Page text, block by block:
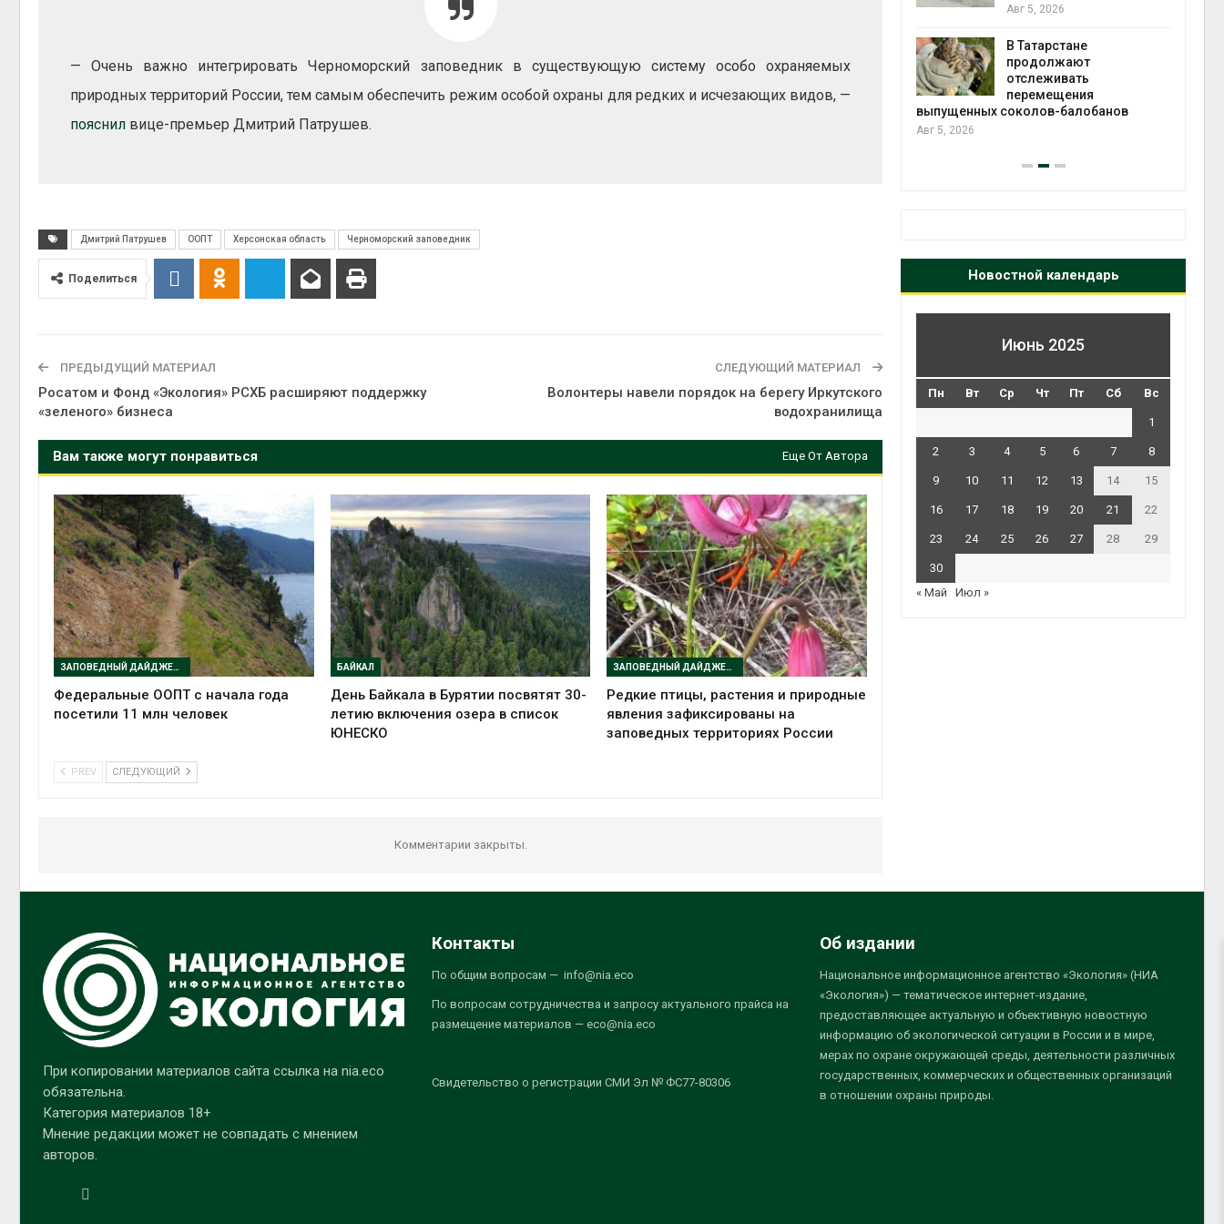
— Очень важно интегрировать Черноморский заповедник в существующую систему особо охраняемых
природных территорий России, тем самым обеспечить режим особой охраны для редких и исчезающих видов, —
пояснил вице-премьер Дмитрий Патрушев.
Дмитрий Патрушев ООПТ Херсонская область Черноморский заповедник
Поделиться
ПРЕДЫДУЩИЙ МАТЕРИАЛ
Росатом и Фонд «Экология» РСХБ расширяют поддержку
«зеленого» бизнеса
СЛЕДУЮЩИЙ МАТЕРИАЛ
Волонтеры навели порядок на берегу Иркутского
водохранилища
Вам также могут понравиться Еще От Автора
ЗАПОВЕДНЫЙ ДАЙДЖЕСТ
Федеральные ООПТ с начала года
посетили 11 млн человек
БАЙКАЛ
День Байкала в Бурятии посвятят 30-
летию включения озера в список
ЮНЕСКО
ЗАПОВЕДНЫЙ ДАЙДЖЕСТ
Редкие птицы, растения и природные
явления зафиксированы на
заповедных территориях России
PREV СЛЕДУЮЩИЙ
Комментарии закрыты.
продаёт европейские
ВИЭ-активы и усиливает
Авг 4, 2026
Ливни и наводнения на
Омская область получит
ещё 598 млн рублей на
перевод частных домов
Авг 5, 2026
В Татарстане
продолжают
отслеживать
перемещения
выпущенных соколов-балобанов
Авг 5, 2026
Новостной календарь
Июнь 2025
Пн Вт Ср Чт Пт Сб Вс
1
2 3 4 5 6 7 8
9 10 11 12 13 14 15
16 17 18 19 20 21 22
23 24 25 26 27 28 29
30
« Май
Июл »
При копировании материалов сайта ссылка на nia.eco
обязательна.
Категория материалов 18+
Мнение редакции может не совпадать с мнением
авторов.
Контакты
По общим вопросам — info@nia.eco
По вопросам сотрудничества и запросу актуального прайса на
размещение материалов — eco@nia.eco
Свидетельство о регистрации СМИ Эл № ФС77-80306
Об издании
Национальное информационное агентство «Экология» (НИА
«Экология») — тематическое интернет-издание,
предоставляющее актуальную и объективную новостную
информацию об экологической ситуации в России и в мире,
мерах по охране окружающей среды, деятельности различных
государственных, коммерческих и общественных организаций
в отношении охраны природы.